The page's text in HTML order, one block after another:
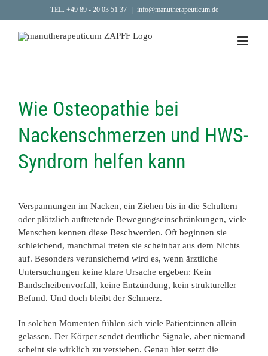
Inhalt
springen
TEL. +49 89 - 20 03 51 37 info@manutherapeuticum.de
Wie Osteopathie bei
Nackenschmerzen und HWS-
Syndrom helfen kann
Verspannungen im Nacken, ein Ziehen bis in die Schultern
oder plötzlich auftretende Bewegungseinschränkungen, viele
Menschen kennen diese Beschwerden. Oft beginnen sie
schleichend, manchmal treten sie scheinbar aus dem Nichts
auf. Besonders verunsichernd wird es, wenn ärztliche
Untersuchungen keine klare Ursache ergeben: Kein
Bandscheibenvorfall, keine Entzündung, kein struktureller
Befund. Und doch bleibt der Schmerz.
In solchen Momenten fühlen sich viele Patient:innen allein
gelassen. Der Körper sendet deutliche Signale, aber niemand
scheint sie wirklich zu verstehen. Genau hier setzt die